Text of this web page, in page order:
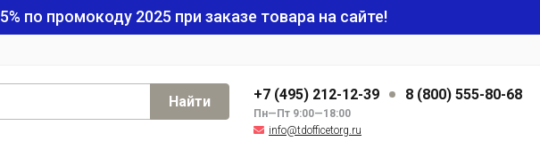
по промокоду 2025 при заказе товара на сайте!
+7 (495) 212-12-39 8 (800) 555-80-68
Пн—Пт 9:00—18:00
info@tdofficetorg.ru
Найти